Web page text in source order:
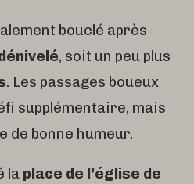
bouclé après
, soit un peu plus
. Les passages boueux
supplémentaire, mais
de bonne humeur.
la place de l’église de